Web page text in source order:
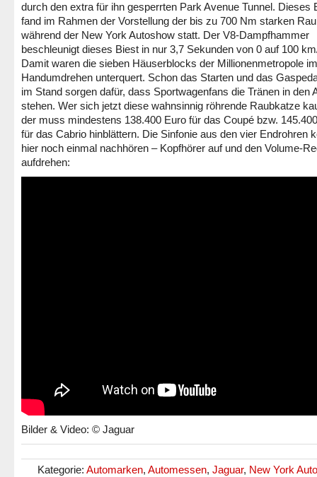
durch den extra für ihn gesperrten Park Avenue Tunnel. Dieses
fand im Rahmen der Vorstellung der bis zu 700 Nm starken
während der New York Autoshow statt. Der V8-Dampfhammer
beschleunigt dieses Biest in nur 3,7 Sekunden von 0 auf 100
Damit waren die sieben Häuserblocks der Millionenmetropole im
Handumdrehen unterquert. Schon das Starten und das
im Stand sorgen dafür, dass Sportwagenfans die Tränen in den
stehen. Wer sich jetzt diese wahnsinnig röhrende Raubkatze
der muss mindestens 138.400 Euro für das Coupé bzw.
für das Cabrio hinblättern. Die Sinfonie aus den vier Endrohren
hier noch einmal nachhören – Kopfhörer auf und den Volume-
aufdrehen:
Bilder & Video: © Jaguar
Kategorie: Automarken, Automessen, Jaguar, New York